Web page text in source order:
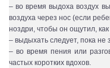
– во время выдоха воздух
воздуха через нос (если
ноздри, чтобы он ощутил,
– выдыхать следует, пока не
– во время пения или
частых коротких вдохов.